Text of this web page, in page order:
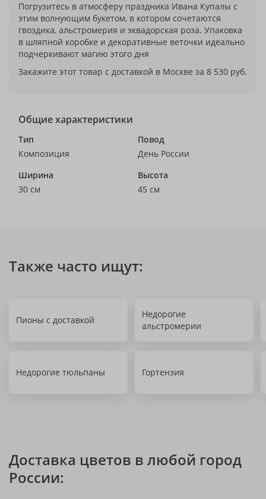
Погрузитесь в атмосферу праздника Ивана Купалы с
этим волнующим букетом, в котором сочетаются
гвоздика, альстромерия и эквадорская роза. Упаковка
в шляпной коробке и декоративные веточки идеально
подчеркивают магию этого дня
Закажите этот товар с доставкой в Москве за 8 530 руб.
Общие характеристики
Тип
Композиция
Повод
День России
Ширина
30 см
Высота
45 см
Также часто ищут:
Пионы с доставкой
Недорогие
альстромерии
Недорогие тюльпаны Гортензия
Доставка цветов в любой город
России: